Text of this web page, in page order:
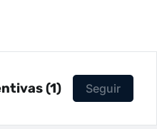
(1) Seguir